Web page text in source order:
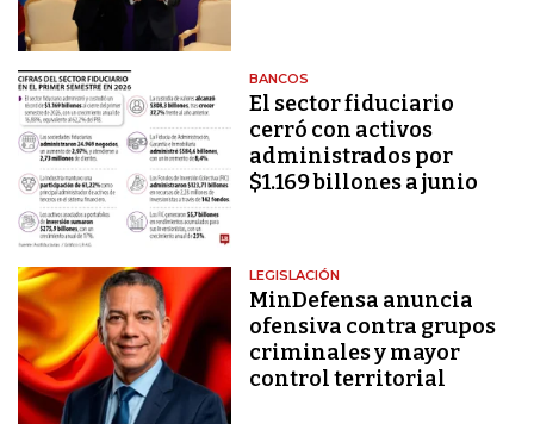
BANCOS
El sector fiduciario
cerró con activos
administrados por
$1.169 billones a junio
LEGISLACIÓN
MinDefensa anuncia
ofensiva contra grupos
criminales y mayor
control territorial